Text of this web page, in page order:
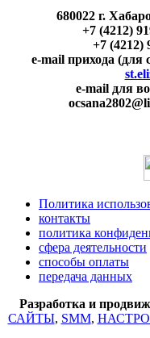
680022 г.
+7 (4212)
+7 (4212)
e-mail прихода (для
e-mail для
Политика
контакты
политика
сфера деятельности
способы оплаты
передача данных
Разработка и
САЙТЫ, SMM,